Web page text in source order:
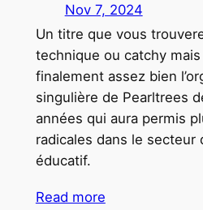
Nov 7, 2024
Un titre que vous
technique ou catchy
finalement assez bien
singulière de Pearltrees
années qui aura permis
radicales dans le secteur
éducatif.
Read more